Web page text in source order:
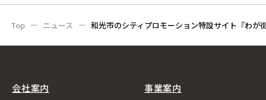
Top ニュース 和光市のシティプロモーション特設サイト『わが
会社案内 事業案内